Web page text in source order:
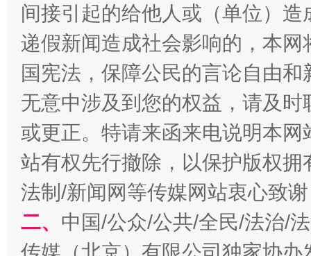
春天里的科技盛宴
巳巳如意，开工大吉！ 三轮
间接引起的给他人或（单位）
递假新闻造成社会影响的，本
国宪法，保障公民的言论自由
无意中涉及到您的权益，请及
或更正。特请来函来电说明本
站有权先行撤除，以保护版权
法制/新闻网等传媒网站衷心致
二、 中国/公众/公共/全民/法治/